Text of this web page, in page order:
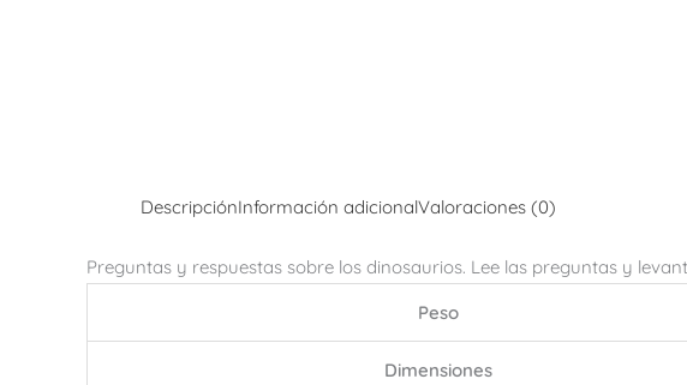
DescripciónInformación adicionalValoraciones (0)
Preguntas y respuestas sobre los dinosaurios. Lee las preguntas y
Peso
Dimensiones